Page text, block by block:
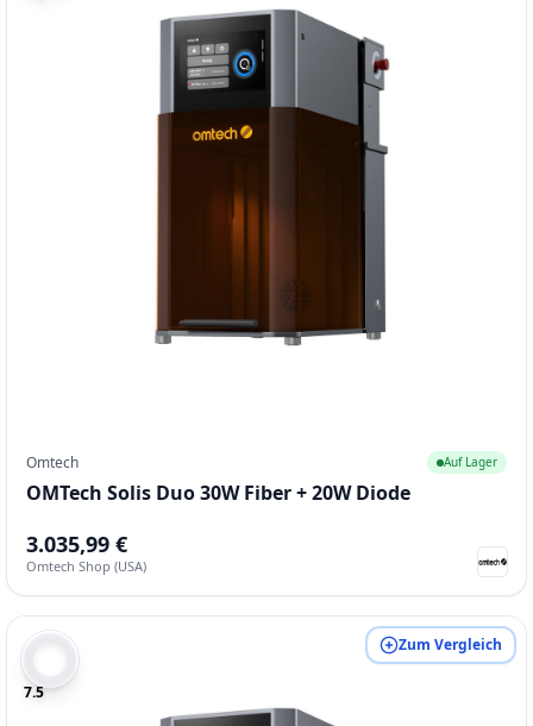
Omtech Auf Lager
OMTech Solis Duo 30W Fiber + 20W Diode
3.035,99 €
Omtech Shop (USA)
7.5
Zum Vergleich